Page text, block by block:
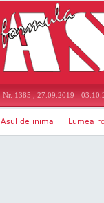
Nr. 1385 , 27.09.2019 -
Asul de inima Lumea